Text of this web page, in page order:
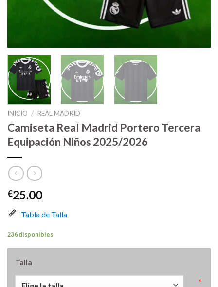
INICIO / REAL MADRID
Camiseta Real Madrid Portero Tercera
Equipación Niños 2025/2026
€25.00
Tabla de Talla
236 disponibles
Talla
*